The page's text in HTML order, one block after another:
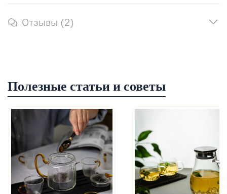
Отзывы (2)
Полезные статьи и советы